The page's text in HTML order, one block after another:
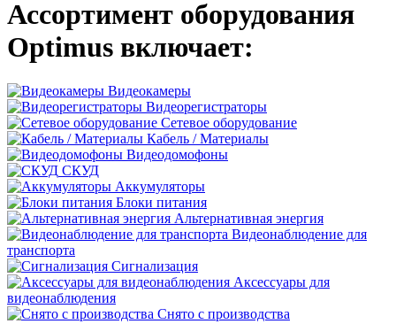
Ассортимент оборудования
Optimus включает:
Видеокамеры
Видеорегистраторы
Сетевое оборудование
Кабель / Материалы
Видеодомофоны
СКУД
Аккумуляторы
Блоки питания
Альтернативная энергия
Видеонаблюдение для
транспорта
Сигнализация
Аксессуары для
видеонаблюдения
Снято с производства